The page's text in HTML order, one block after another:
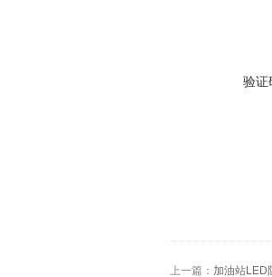
验证
上一篇： 加油站LED